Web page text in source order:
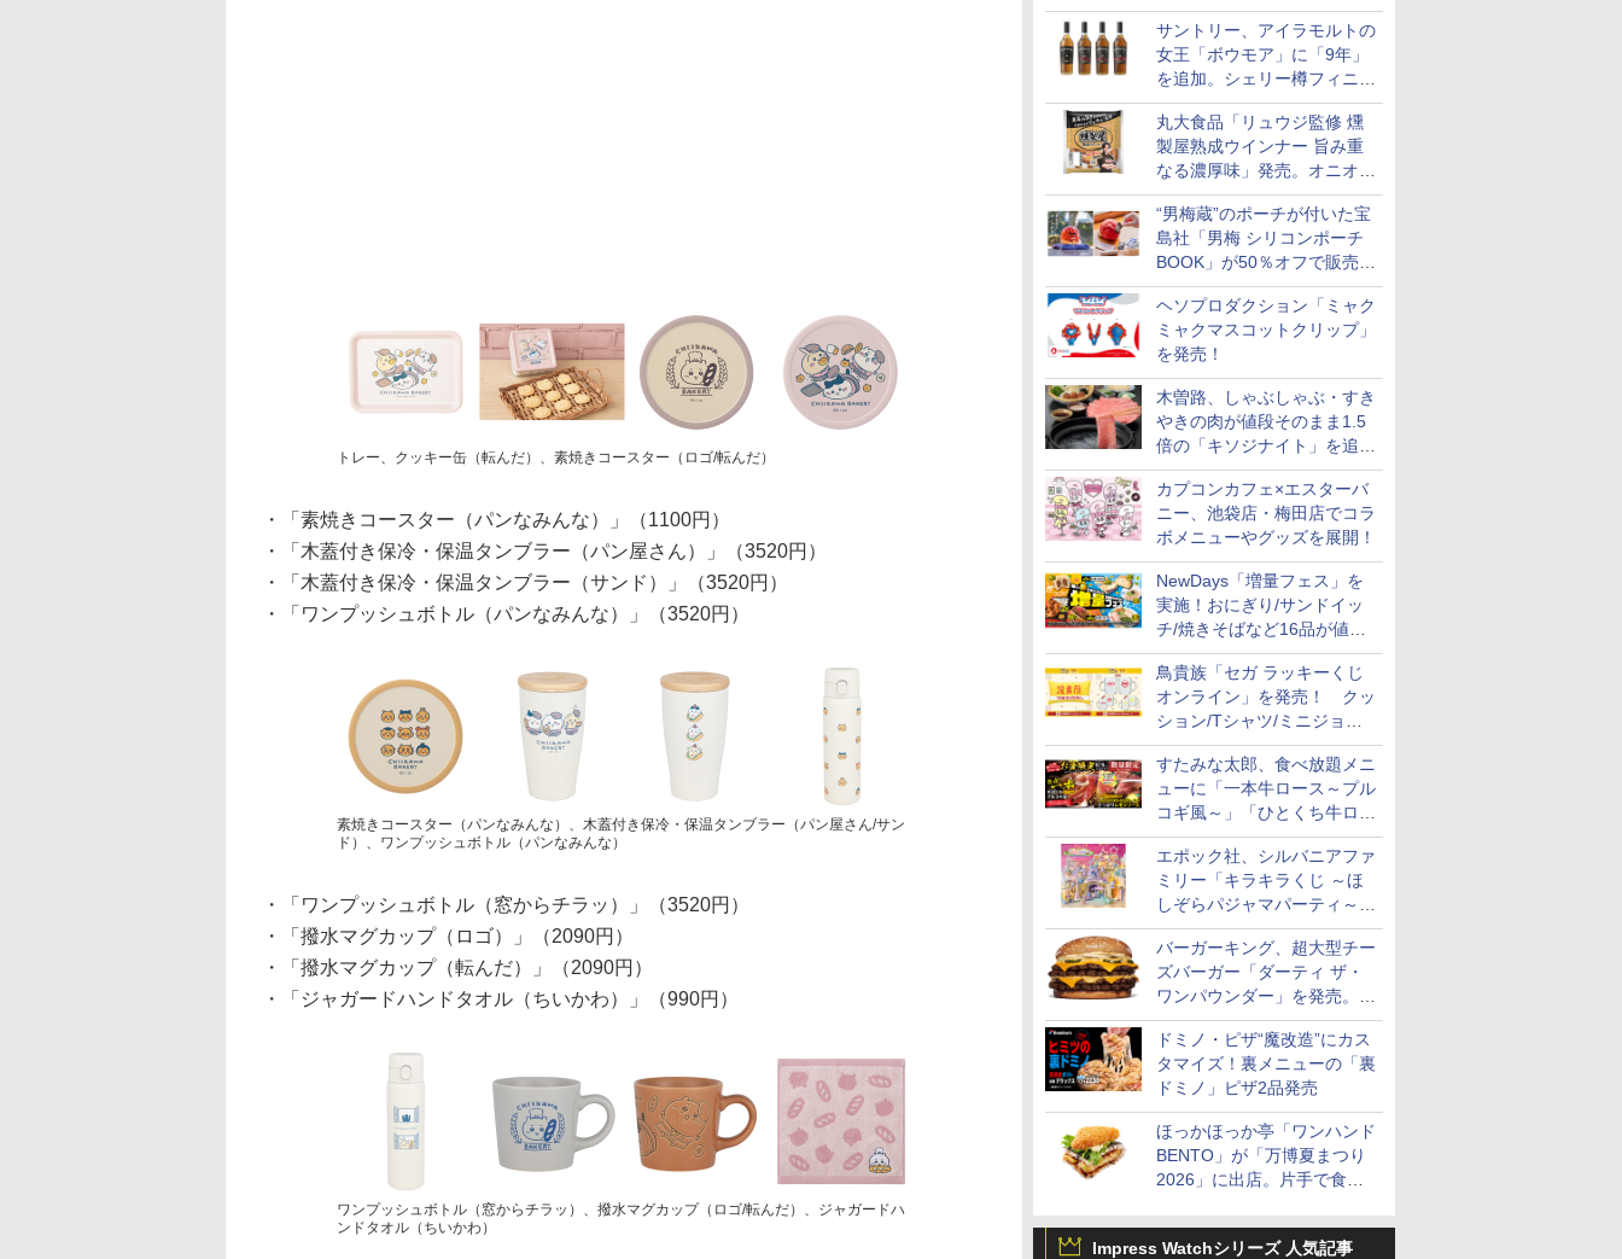
ター」を発売
サントリー、アイラモルトの
女王「ボウモア」に「9年」
を追加。シェリー樽フィニッ
シュの12/15/18年も通年販売
に
丸大食品「リュウジ監修 燻
製屋熟成ウインナー 旨み重
なる濃厚味」発売。オニオン
やガーリックの食べ応え
“男梅蔵”のポーチが付いた宝
島社「男梅 シリコンポーチ
BOOK」が50％オフで販売
中！
ヘソプロダクション「ミャク
ミャクマスコットクリップ」
を発売！
木曽路、しゃぶしゃぶ・すき
やきの肉が値段そのまま1.5
倍の「キソジナイト」を追加
実施！水・日曜夜限定
カプコンカフェ×エスターバ
ニー、池袋店・梅田店でコラ
ボメニューやグッズを展開！
NewDays「増量フェス」を
実施！おにぎり/サンドイッ
チ/焼きそばなど16品が値段
そのままでボリュームアップ
鳥貴族「セガ ラッキーくじ
オンライン」を発売！ クッ
ション/Tシャツ/ミニジョッ
キ/ステッカーなど全7賞
すたみな太郎、食べ放題メニ
ューに「一本牛ロース～プル
コギ風～」「ひとくち牛ロー
スステーキ」をお盆限定で追
加
エポック社、シルバニアファ
ミリー「キラキラくじ ～ほ
しぞらパジャマパーティ～」
を発売。人形/家具/建物など
バーガーキング、超大型チー
ズバーガー「ダーティ ザ・
ワンパウンダー」を発売。総
カロリー約1656kcal、総重量
約527g！
ドミノ・ピザ“魔改造”にカス
タマイズ！裏メニューの「裏
ドミノ」ピザ2品発売
ほっかほっか亭「ワンハンド
BENTO」が「万博夏まつり
2026」に出店。片手で食べ
を販売
Impress Watchシリーズ 人気記事
トレー、クッキー缶（転んだ）、素焼きコースター（ロゴ/転んだ）
・「素焼きコースター（パンなみんな）」（1100円）
・「木蓋付き保冷・保温タンブラー（パン屋さん）」（3520円）
・「木蓋付き保冷・保温タンブラー（サンド）」（3520円）
・「ワンプッシュボトル（パンなみんな）」（3520円）
素焼きコースター（パンなみんな）、木蓋付き保冷・保温タンブラー（パン屋さん/サン
ド）、ワンプッシュボトル（パンなみんな）
・「ワンプッシュボトル（窓からチラッ）」（3520円）
・「撥水マグカップ（ロゴ）」（2090円）
・「撥水マグカップ（転んだ）」（2090円）
・「ジャガードハンドタオル（ちいかわ）」（990円）
ワンプッシュボトル（窓からチラッ）、撥水マグカップ（ロゴ/転んだ）、ジャガードハ
ンドタオル（ちいかわ）